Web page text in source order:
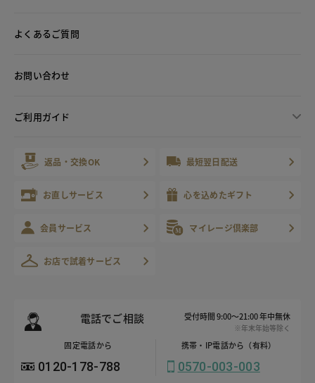
よくあるご質問
お問い合わせ
ご利用ガイド
返品・交換OK 最短翌日配送
お直しサービス 心を込めたギフト
会員サービス マイレージ倶楽部
お店で試着サービス
電話でご相談 受付時間 9:00～21:00 年中無休
※年末年始等除く
固定電話から
0120-178-788
携帯・IP電話から（有料）
0570-003-003